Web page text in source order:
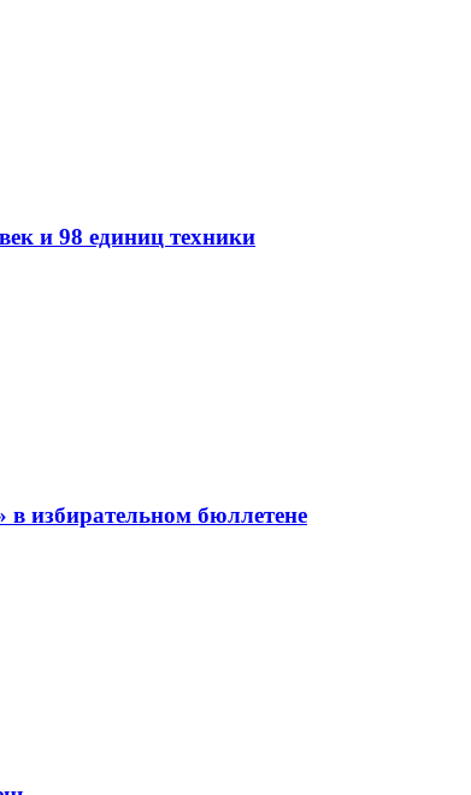
и 98 единиц техники
избирательном бюллетене